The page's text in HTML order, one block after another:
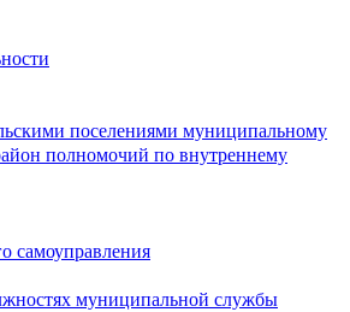
поселениями муниципальному
полномочий по внутреннему
самоуправления
муниципальной службы